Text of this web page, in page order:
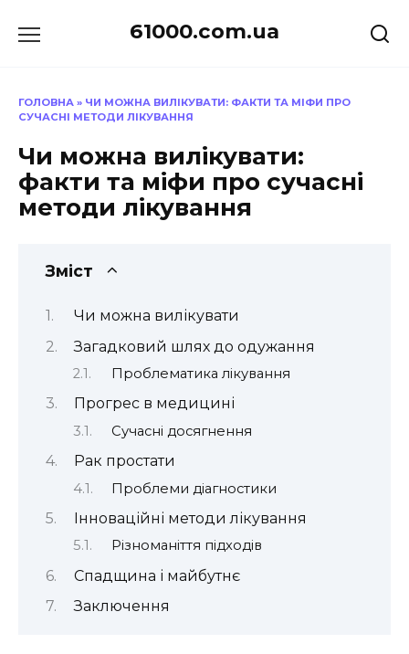
до
61000.com.ua
ГОЛОВНА » ЧИ МОЖНА ВИЛІКУВАТИ: ФАКТИ ТА МІФИ ПРО
СУЧАСНІ МЕТОДИ ЛІКУВАННЯ
Чи можна вилікувати:
факти та міфи про сучасні
методи лікування
Зміст
Чи можна вилікувати
Загадковий шлях до одужання
Проблематика лікування
Прогрес в медицині
Сучасні досягнення
Рак простати
Проблеми діагностики
Інноваційні методи лікування
Різноманіття підходів
Спадщина і майбутнє
Заключення